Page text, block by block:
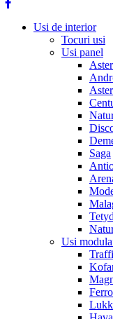
Usi de interior
Tocuri usi
Usi panel
Saga
Usi
Ferro